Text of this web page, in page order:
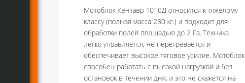
Мотоблок Кентавр 1010Д относится к тяжелому
классу (полная масса 280 кг.) и подходит для
обработки полей площадью до 2 Га. Техника
легко управляется, не перегревается и
обеспечивает высокое тяговое усилие. Мотоблок
способен работать с высокой нагрузкой и без
остановок в течении дня, и это не скажется на